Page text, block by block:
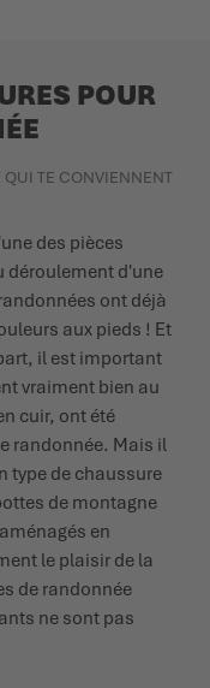
POUR
QUI TE CONVIENNENT
des pièces
déroulement d'une
ont déjà
aux pieds ! Et
il est important
vraiment bien au
cuir, ont été
randonnée. Mais il
type de chaussure
de montagne
en
le plaisir de la
de randonnée
ne sont pas